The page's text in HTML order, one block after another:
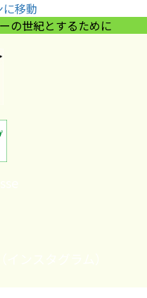
移動
の世紀とするために